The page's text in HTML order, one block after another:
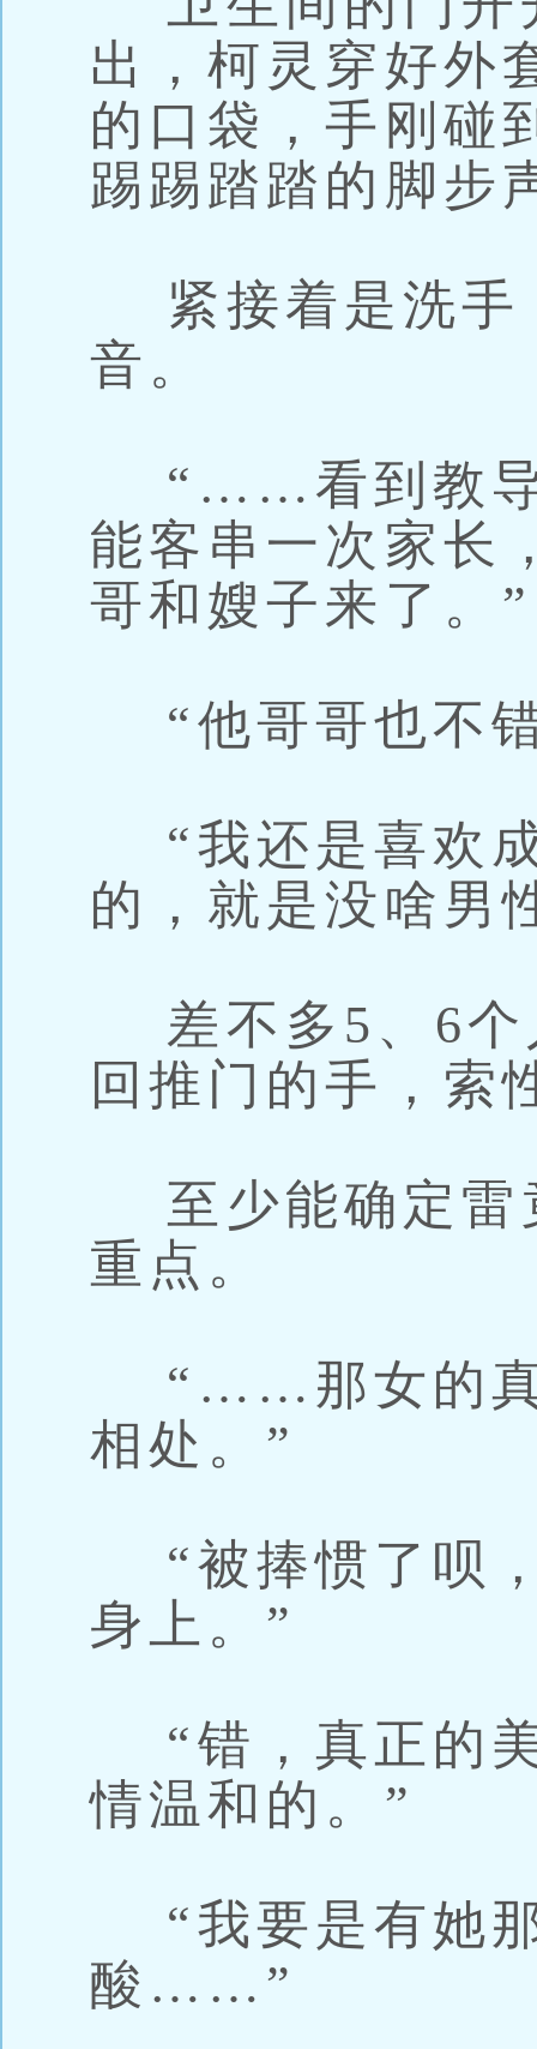
出，柯灵穿好外
的口袋，手刚碰
踢踢踏踏的脚步
紧接着是洗手
音。
“……看到教导
能客串一次家长
哥和嫂子来了。”
“他哥哥也不
“我还是喜欢
的，就是没啥男
差不多5、6个
回推门的手，索
至少能确定雷
重点。
“……那女的真
相处。”
“被捧惯了呗
身上。”
“错，真正的
情温和的。”
“我要是有她
酸……”